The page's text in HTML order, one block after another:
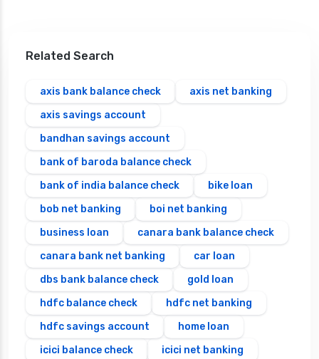
Related Search
axis bank balance check
axis net banking
axis savings account
bandhan savings account
bank of baroda balance check
bank of india balance check
bike loan
bob net banking
boi net banking
business loan
canara bank balance check
canara bank net banking
car loan
dbs bank balance check
gold loan
hdfc balance check
hdfc net banking
hdfc savings account
home loan
icici balance check
icici net banking